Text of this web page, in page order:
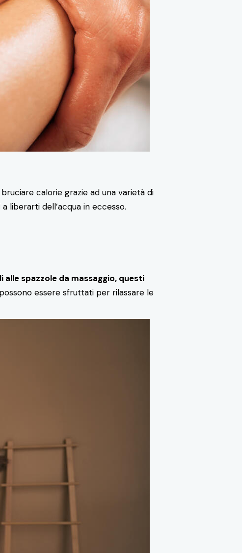
calorie grazie ad una varietà di
liberarti dell’acqua in eccesso.
alle spazzole da massaggio, questi
essere sfruttati per rilassare le